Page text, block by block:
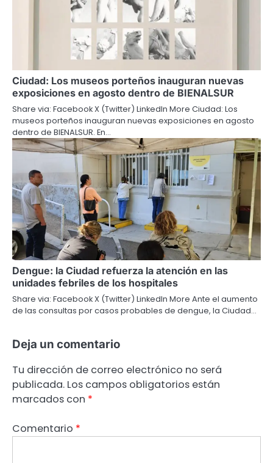
Ciudad: Los museos porteños inauguran nuevas
exposiciones en agosto dentro de BIENALSUR
Share via: Facebook X (Twitter) LinkedIn More Ciudad: Los
museos porteños inauguran nuevas exposiciones en agosto
dentro de BIENALSUR. En…
Dengue: la Ciudad refuerza la atención en las
unidades febriles de los hospitales
Share via: Facebook X (Twitter) LinkedIn More Ante el aumento
de las consultas por casos probables de dengue, la Ciudad…
Deja un comentario
Tu dirección de correo electrónico no será
publicada. Los campos obligatorios están
marcados con *
Comentario *